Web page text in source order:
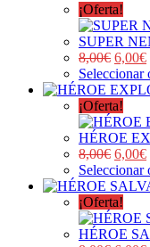
¡Oferta!
SUPER
8,00€ 6,00€
Seleccionar
¡Oferta!
HÉROE
8,00€ 6,00€
Seleccionar
¡Oferta!
HÉROE